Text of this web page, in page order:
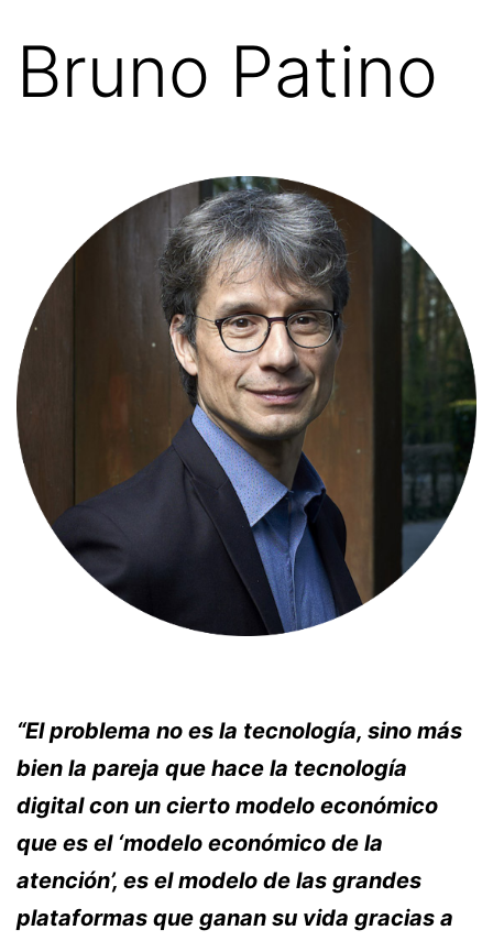
Bruno Patino
“El problema no es la tecnología, sino más
bien la pareja que hace la tecnología
digital con un cierto modelo económico
que es el ‘modelo económico de la
atención’, es el modelo de las grandes
plataformas que ganan su vida gracias a